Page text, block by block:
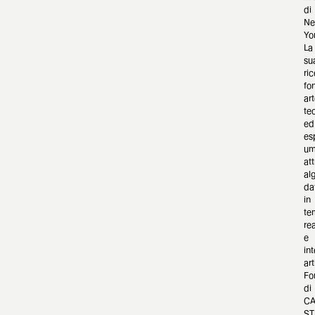
di
La
ed
in
e
di